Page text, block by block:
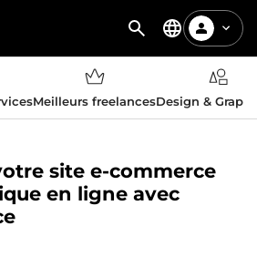
Meilleurs freelancesDesign &
site e-commerce
en ligne avec